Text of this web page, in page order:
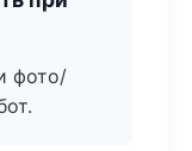
фото/